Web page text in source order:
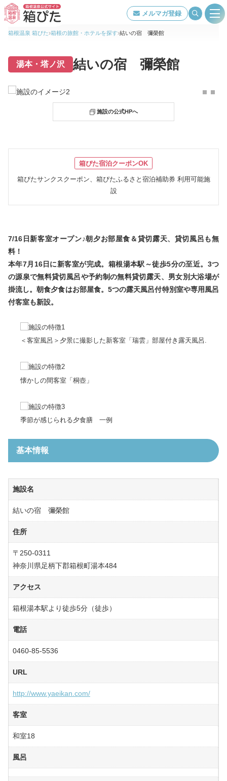
メルマガ登録
旅館・ホテル検索
箱根温泉について
特集ページ一覧
泉質・効能
交通アクセス
お問合せ
お役立ちリンク集
「箱ぴた」NEWS 箱ペディア
ENCH TWKO
箱根温泉 箱ぴた 箱根の旅館・ホテルを探す 結いの宿 彌榮館
湯本・塔ノ沢 結いの宿 彌榮館
施設の公式HPへ
箱ぴた宿泊クーポンOK
箱ぴたサンクスクーポン、箱ぴたふるさと宿泊補助券 利用可能施
設
7/16日新客室オープン♪朝夕お部屋食＆貸切露天、貸切風呂も無
料！
本年7月16日に新客室が完成。箱根湯本駅～徒歩5分の至近。3つ
の源泉で無料貸切風呂や予約制の無料貸切露天、男女別大浴場が
掛流し。朝食夕食はお部屋食。5つの露天風呂付特別室や専用風呂
付客室も新設。
＜客室風呂＞夕景に撮影した新客室「瑞雲」部屋付き露天風呂.
懐かしの間客室「桐壺」
季節が感じられる夕食膳 一例
基本情報
施設名
結いの宿 彌榮館
住所
〒250-0311
神奈川県足柄下郡箱根町湯本484
アクセス
箱根湯本駅より徒歩5分（徒歩）
電話
0460-85-5536
URL
http://www.yaeikan.com/
客室
和室18
風呂